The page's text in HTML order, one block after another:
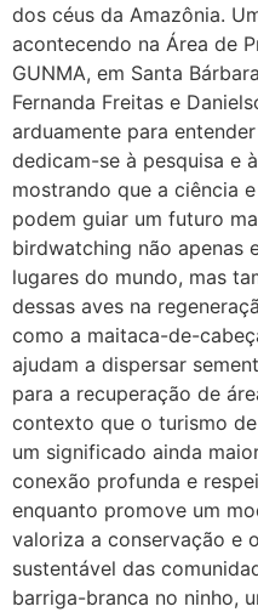
dos céus da Amazônia.
acontecendo na Área de
GUNMA, em Santa
Fernanda Freitas e
arduamente para
dedicam-se à pesquisa e
mostrando que a ciência
podem guiar um futuro
birdwatching não apenas
lugares do mundo, mas
dessas aves na
como a maitaca-de-
ajudam a dispersar
para a recuperação de
contexto que o turismo
um significado ainda
conexão profunda e
enquanto promove um
valoriza a conservação e
sustentável das
barriga-branca no ninho,